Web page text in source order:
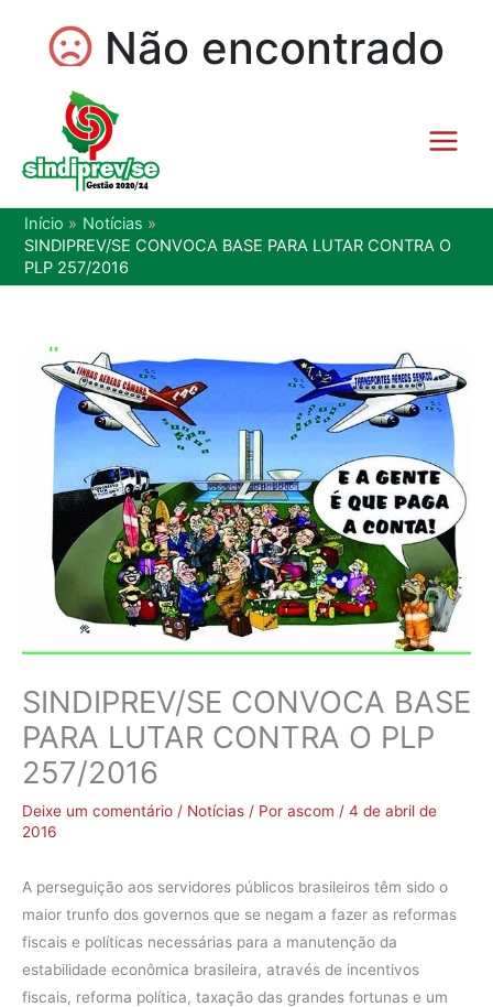
Início
Notícias
SINDIPREV/SE CONVOCA BASE PARA LUTAR CONTRA O
PLP 257/2016
SINDIPREV/SE CONVOCA BASE
PARA LUTAR CONTRA O PLP
257/2016
Deixe um comentário / Notícias / Por ascom / 4 de abril de
2016
A perseguição aos servidores públicos brasileiros têm sido o
maior trunfo dos governos que se negam a fazer as reformas
fiscais e políticas necessárias para a manutenção da
estabilidade econômica brasileira, através de incentivos
fiscais, reforma política, taxação das grandes fortunas e um